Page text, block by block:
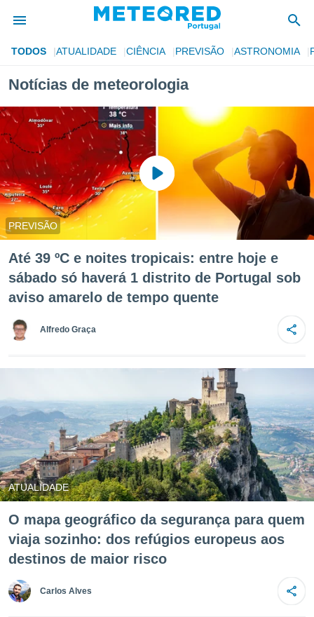
foi
para
fornecidas
a este
das
forma
digital
recolhidas
permite-
de alta
botão
ao
a
todos os
ou
o
no
ACEITAR
E
CONTINUAR
CONFIGURAÇÕES
TODOS ATUALIDADE CIÊNCIA PREVISÃO ASTRONOMIA
Notícias de meteorologia
PREVISÃO
Até 39 ºC e noites tropicais: entre hoje e
sábado só haverá 1 distrito de Portugal sob
aviso amarelo de tempo quente
Alfredo Graça
ATUALIDADE
O mapa geográfico da segurança para quem
viaja sozinho: dos refúgios europeus aos
destinos de maior risco
Carlos Alves